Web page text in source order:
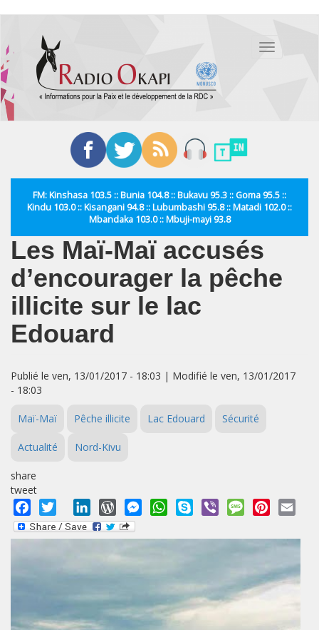
contenu
principal
Toggle
FM: Kinshasa 103.5 :: Bunia 104.8 :: Bukavu 95.3 :: Goma 95.5 ::
Kindu 103.0 :: Kisangani 94.8 :: Lubumbashi 95.8 :: Matadi 102.0 ::
Mbandaka 103.0 :: Mbuji-mayi 93.8
Les Maï-Maï accusés
d’encourager la pêche
illicite sur le lac
Edouard
Publié le ven, 13/01/2017 - 18:03 | Modifié le ven, 13/01/2017
- 18:03
Maï-Maï Pêche illicite Lac Edouard Sécurité
Actualité Nord-Kivu
share
tweet
Facebook
Twitter LinkedInWordPressMessengerWhatsApp
Skype Viber MessagePinterest